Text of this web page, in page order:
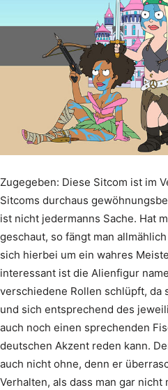
Zugegeben: Diese Sitcom ist im
Sitcoms durchaus
ist nicht jedermanns Sache. Hat
geschaut, so fängt man
sich hierbei um ein wahres
interessant ist die Alienfigur
verschiedene Rollen schlüpft, da
und sich entsprechend des
auch noch einen sprechenden
deutschen Akzent reden kann.
auch nicht ohne, denn er
Verhalten, als dass man gar nicht